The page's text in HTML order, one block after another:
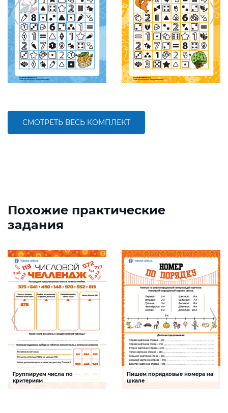
СМОТРЕТЬ ВЕСЬ КОМПЛЕКТ
Похожие практические
задания
Группируем числа по
критериям
Пишем порядковые номера на
шкале